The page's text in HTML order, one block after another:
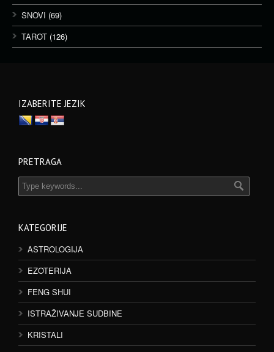
SNOVI (69)
TAROT (126)
IZABERITE JEZIK
PRETRAGA
KATEGORIJE
ASTROLOGIJA
EZOTERIJA
FENG SHUI
ISTRAŽIVANJE SUDBINE
KRISTALI